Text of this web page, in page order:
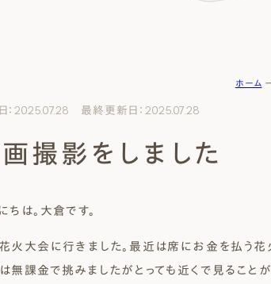
保証
Flow
ルギー住宅）
上級モデル）
Natureeco Plus
お客様の暮らしインタビュー
Voice
ナチュラルモダン
Natural Modern
軒無し
Without Eaves
ガレー
With
グ 施主様ブログ[アメブロ]
blog_client
スタッフ紹介
Staff
ホーム
：2025.07.28 最終更新日：2025.07.28
撮影をしました
ちは。大倉です。
火大会に行きました。最近は席にお金を払う
無課金で挑みましたがとっても近くで見ること